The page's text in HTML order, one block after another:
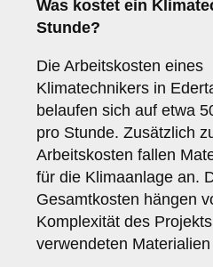
Was kostet ein
Stunde?
Die Arbeitskosten eines
Klimatechnikers in
belaufen sich auf etwa
pro Stunde. Zusätzlich
Arbeitskosten fallen
für die Klimaanlage an.
Gesamtkosten hängen
Komplexität des
verwendeten Materialien